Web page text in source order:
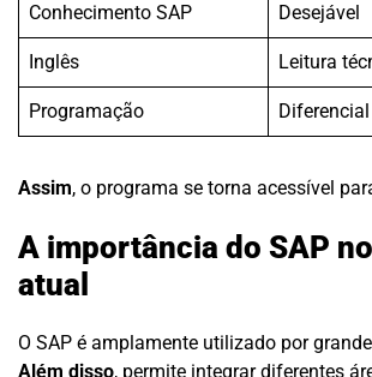
Conhecimento SAP Desejável
Inglês Leitura
Programação Diferencial
Assim, o programa se torna acessível
A importância do SAP
atual
O SAP é amplamente utilizado por
Além disso, permite integrar diferentes